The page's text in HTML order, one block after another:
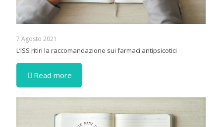
7 Agosto 2021
L’ISS ritiri la raccomandazione sui farmaci antipsicotici
Read more